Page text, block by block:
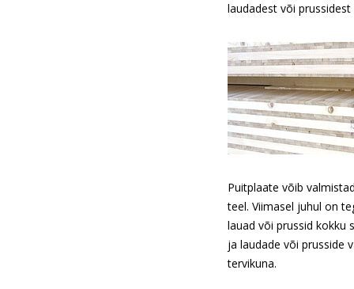
laudadest või
Puitplaate võib
teel. Viimasel juhul on
lauad või prussid kokku
ja laudade või prusside
tervikuna.